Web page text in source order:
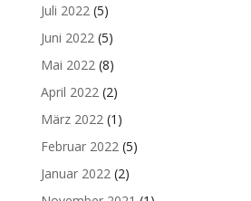
Juli 2022 (5)
Juni 2022 (5)
Mai 2022 (8)
April 2022 (2)
März 2022 (1)
Februar 2022 (5)
Januar 2022 (2)